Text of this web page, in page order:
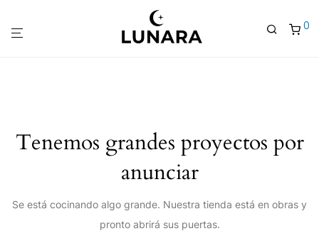
0
Tenemos grandes proyectos por
anunciar
Se está cocinando algo grande. Nuestra tienda está en obras y
pronto abrirá sus puertas.